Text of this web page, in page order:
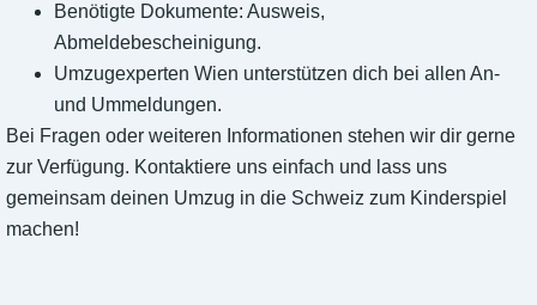
Benötigte Dokumente: Ausweis,
Abmeldebescheinigung.
Umzugexperten Wien unterstützen dich bei allen An-
und Ummeldungen.
Bei Fragen oder weiteren Informationen stehen wir dir gerne
zur Verfügung. Kontaktiere uns einfach und lass uns
gemeinsam deinen Umzug in die Schweiz zum Kinderspiel
machen!